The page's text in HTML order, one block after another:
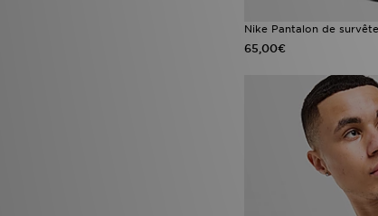
Nike Pantalon de
65,00€